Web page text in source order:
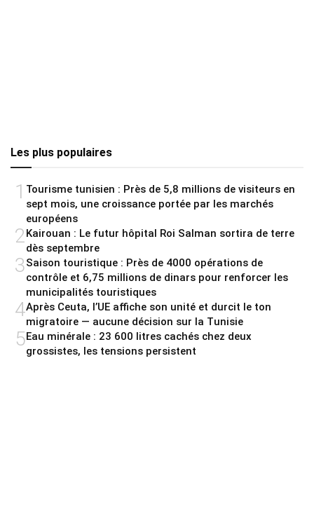
Les plus populaires
1 Tourisme tunisien : Près de 5,8 millions de visiteurs en
sept mois, une croissance portée par les marchés
européens
2 Kairouan : Le futur hôpital Roi Salman sortira de terre
dès septembre
3Saison touristique : Près de 4000 opérations de
contrôle et 6,75 millions de dinars pour renforcer les
municipalités touristiques
4Après Ceuta, l’UE affiche son unité et durcit le ton
migratoire — aucune décision sur la Tunisie
5Eau minérale : 23 600 litres cachés chez deux
grossistes, les tensions persistent